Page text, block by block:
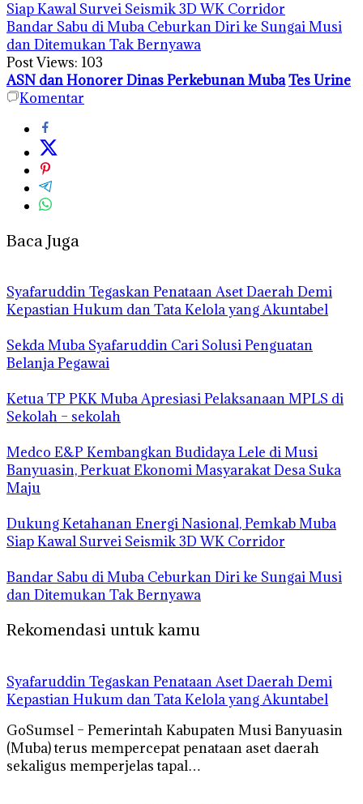
Siap Kawal Survei Seismik 3D WK Corridor
Bandar Sabu di Muba Ceburkan Diri ke Sungai Musi
dan Ditemukan Tak Bernyawa
Post Views: 103
ASN dan Honorer Dinas Perkebunan MubaTes Urine
Komentar
Baca Juga
Syafaruddin Tegaskan Penataan Aset Daerah Demi
Kepastian Hukum dan Tata Kelola yang Akuntabel
Sekda Muba Syafaruddin Cari Solusi Penguatan
Belanja Pegawai
Ketua TP PKK Muba Apresiasi Pelaksanaan MPLS di
Sekolah – sekolah
Medco E&P Kembangkan Budidaya Lele di Musi
Banyuasin, Perkuat Ekonomi Masyarakat Desa Suka
Maju
Dukung Ketahanan Energi Nasional, Pemkab Muba
Siap Kawal Survei Seismik 3D WK Corridor
Bandar Sabu di Muba Ceburkan Diri ke Sungai Musi
dan Ditemukan Tak Bernyawa
Rekomendasi untuk kamu
Syafaruddin Tegaskan Penataan Aset Daerah Demi
Kepastian Hukum dan Tata Kelola yang Akuntabel
GoSumsel – Pemerintah Kabupaten Musi Banyuasin
(Muba) terus mempercepat penataan aset daerah
sekaligus memperjelas tapal…